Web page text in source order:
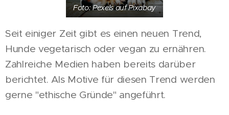
Foto: Pexels auf Pixabay
Seit einiger Zeit gibt es einen neuen Trend,
Hunde vegetarisch oder vegan zu ernähren.
Zahlreiche Medien haben bereits darüber
berichtet. Als Motive für diesen Trend werden
gerne "ethische Gründe" angeführt.